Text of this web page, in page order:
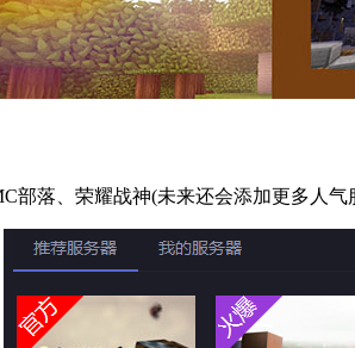
落、荣耀战神(未来还会添加更多人气